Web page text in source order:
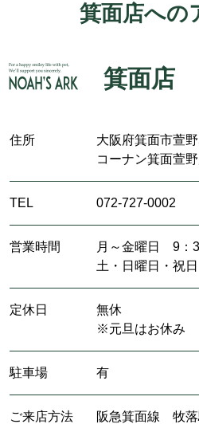
箕面店への
箕面店
住所
大阪府箕面市萱
コーナン箕面萱
TEL 072-727-0002
営業時間
月～金曜日 9：
土・日曜日・祝
定休日
無休
※元旦はお休み
駐車場 有
ご来店方法 阪急箕面線 牧落